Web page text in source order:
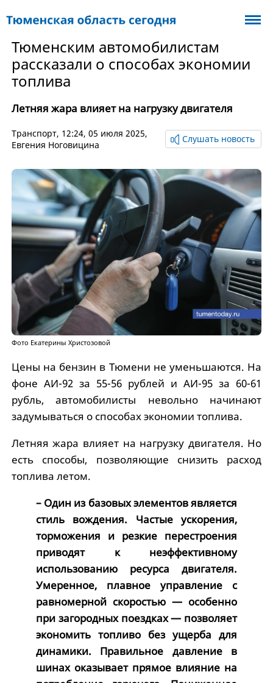
Тюменским автомобилистам
рассказали о способах экономии
топлива
Летняя жара влияет на нагрузку двигателя
Транспорт, 12:24, 05 июля 2025,
Евгения Ноговицина
Слушать новость
Фото Екатерины Христозовой
Цены на бензин в Тюмени не уменьшаются. На
фоне АИ-92 за 55-56 рублей и АИ-95 за 60-61
рубль, автомобилисты невольно начинают
задумываться о способах экономии топлива.
Летняя жара влияет на нагрузку двигателя. Но
есть способы, позволяющие снизить расход
топлива летом.
– Один из базовых элементов является
стиль вождения. Частые ускорения,
торможения и резкие перестроения
приводят к неэффективному
использованию ресурса двигателя.
Умеренное, плавное управление с
равномерной скоростью — особенно
при загородных поездках — позволяет
экономить топливо без ущерба для
динамики. Правильное давление в
шинах оказывает прямое влияние на